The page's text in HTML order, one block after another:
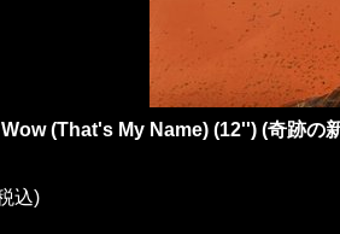
(That's My Name) (12'') (奇跡の
込)